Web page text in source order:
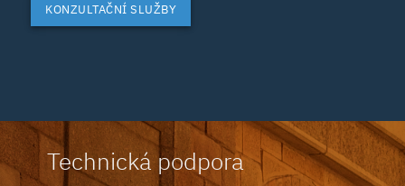
KONZULTAČNÍ SLUŽBY
Technická podpora